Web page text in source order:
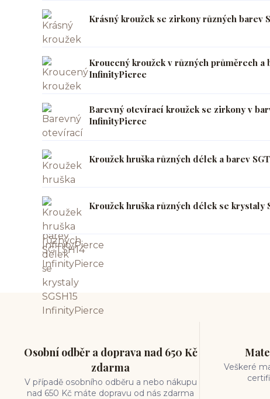
Krásný kroužek se zirkony různých barev
Kroucený kroužek v různých průměrech a
InfinityPierce
Barevný otevírací kroužek se zirkony v
InfinityPierce
Kroužek hruška různých délek a barev
Kroužek hruška různých délek se krystaly
Osobní odběr a doprava nad 650 Kč
zdarma
V případě osobního odběru a nebo nákupu
nad 650 Kč máte dopravu od nás zdarma
Veškeré